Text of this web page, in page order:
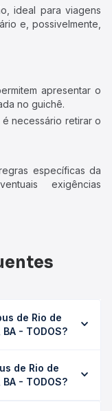
ideal para viagens
e, possivelmente,
apresentar o
no guichê.
necessário retirar o
específicas da
exigências
de Rio de
- TODOS?
7min, podendo
(convencional,
de Rio de
- TODOS?